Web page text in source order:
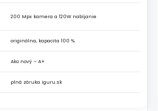
200 Mpx kamera a 120W nabíjanie
originálna, kapacita 100 %
Ako nový – A+
plná záruka iguru.sk